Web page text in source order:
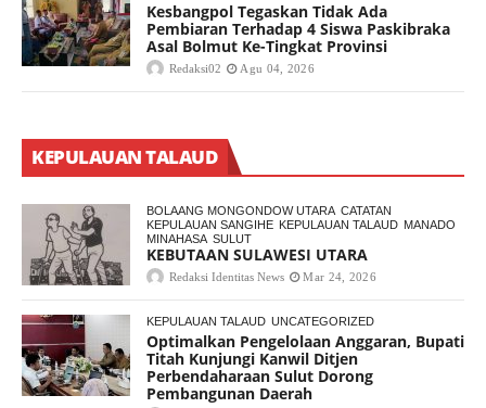
Kesbangpol Tegaskan Tidak Ada
Pembiaran Terhadap 4 Siswa Paskibraka
Asal Bolmut Ke-Tingkat Provinsi
Redaksi02 Agu 04, 2026
KEPULAUAN TALAUD
BOLAANG MONGONDOW UTARA CATATAN
KEPULAUAN SANGIHE KEPULAUAN TALAUD MANADO
MINAHASA SULUT
KEBUTAAN SULAWESI UTARA
Redaksi Identitas News Mar 24, 2026
KEPULAUAN TALAUD UNCATEGORIZED
Optimalkan Pengelolaan Anggaran, Bupati
Titah Kunjungi Kanwil Ditjen
Perbendaharaan Sulut Dorong
Pembangunan Daerah